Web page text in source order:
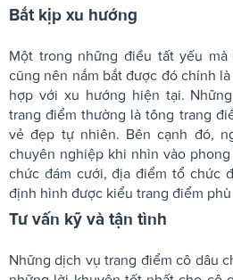
Bắt kịp xu hướng
Một trong những điều tất yếu
cũng nên nắm bắt được đó chính
hợp với xu hướng hiện tại.
trang điểm thường là tông trang
vẻ đẹp tự nhiên. Bên cạnh đó,
chuyên nghiệp khi nhìn vào
chức đám cưới, địa điểm tổ chức
định hình được kiểu trang điểm phù
Tư vấn kỹ và tận tình
Những dịch vụ trang điểm cô dâu